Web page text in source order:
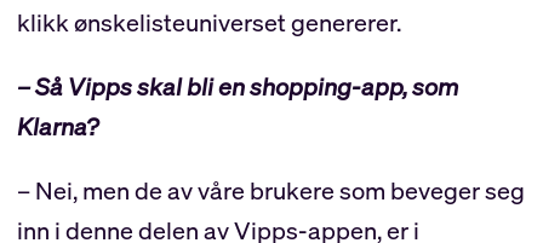
klikk ønskelisteuniverset genererer.
– Så Vipps skal bli en shopping-app, som
Klarna?
– Nei, men de av våre brukere som beveger seg
inn i denne delen av Vipps-appen, er i